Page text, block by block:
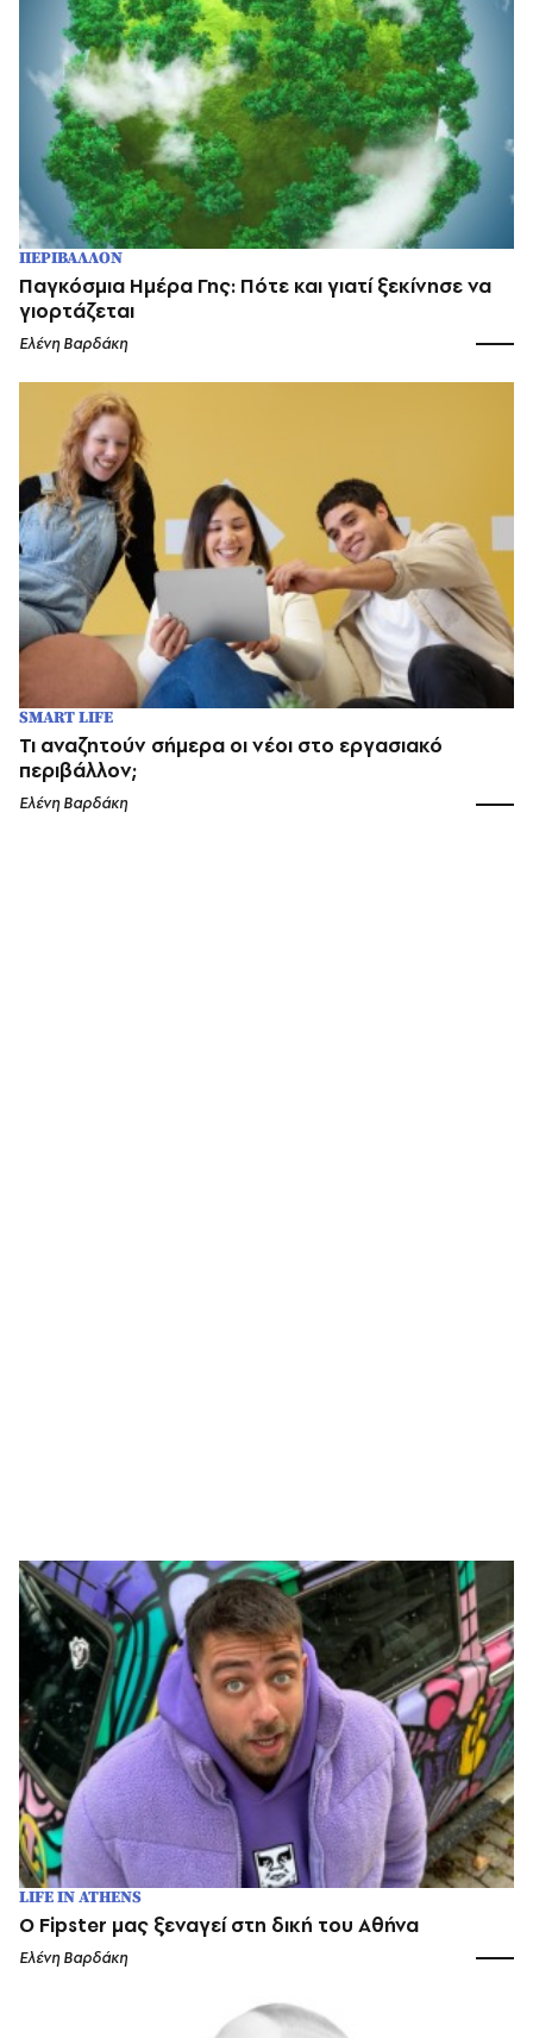
ΠΕΡΙΒΑΛΛΟΝ
Παγκόσμια Ημέρα Γης: Πότε και γιατί ξεκίνησε να
γιορτάζεται
Ελένη Βαρδάκη
SMART LIFE
Τι αναζητούν σήμερα οι νέοι στο εργασιακό
περιβάλλον;
Ελένη Βαρδάκη
LIFE IN ATHENS
Ο Fipster μας ξεναγεί στη δική του Αθήνα
Ελένη Βαρδάκη